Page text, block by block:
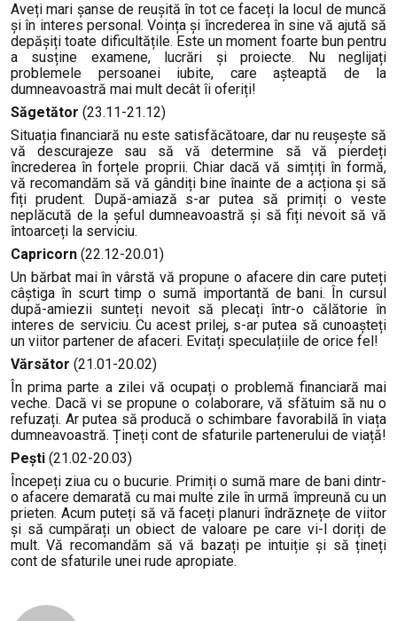
Aveți mari șanse de reușită în tot ce faceți la locul de muncă
și în interes personal. Voința și încrederea în sine vă ajută să
depășiți toate dificultățile. Este un moment foarte bun pentru
a susține examene, lucrări și proiecte. Nu neglijați
problemele persoanei iubite, care așteaptă de la
dumneavoastră mai mult decât îi oferiți!
Săgetător (23.11-21.12)
Situația financiară nu este satisfăcătoare, dar nu reușește să
vă descurajeze sau să vă determine să vă pierdeți
încrederea în forțele proprii. Chiar dacă vă simțiți în formă,
vă recomandăm să vă gândiți bine înainte de a acționa și să
fiți prudent. După-amiază s-ar putea să primiți o veste
neplăcută de la șeful dumneavoastră și să fiți nevoit să vă
întoarceți la serviciu.
Capricorn (22.12-20.01)
Un bărbat mai în vârstă vă propune o afacere din care puteți
câștiga în scurt timp o sumă importantă de bani. În cursul
după-amiezii sunteți nevoit să plecați într-o călătorie în
interes de serviciu. Cu acest prilej, s-ar putea să cunoașteți
un viitor partener de afaceri. Evitați speculațiile de orice fel!
Vărsător (21.01-20.02)
În prima parte a zilei vă ocupați o problemă financiară mai
veche. Dacă vi se propune o colaborare, vă sfătuim să nu o
refuzați. Ar putea să producă o schimbare favorabilă în viața
dumneavoastră. Țineți cont de sfaturile partenerului de viață!
Peşti (21.02-20.03)
Începeți ziua cu o bucurie. Primiți o sumă mare de bani dintr-
o afacere demarată cu mai multe zile în urmă împreună cu un
prieten. Acum puteți să vă faceți planuri îndrăznețe de viitor
și să cumpărați un obiect de valoare pe care vi-l doriți de
mult. Vă recomandăm să vă bazați pe intuiție și să țineți
cont de sfaturile unei rude apropiate.